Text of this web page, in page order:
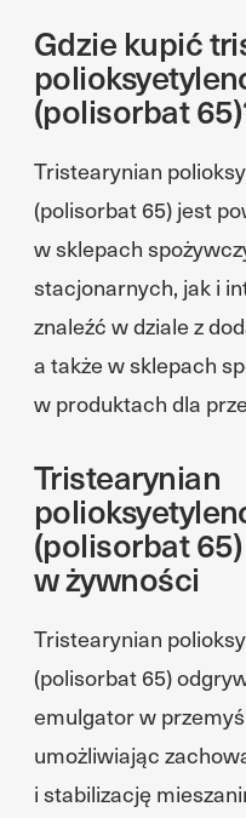
Gdzie kupić
(polisorbat
Tristearynian
(polisorbat 65) jest
w sklepach
stacjonarnych, jak i
znaleźć w dziale z
a także w sklepach
w produktach dla
Tristearynian
(polisorbat
w żywności
Tristearynian
(polisorbat 65)
emulgator w
umożliwiając
i stabilizację